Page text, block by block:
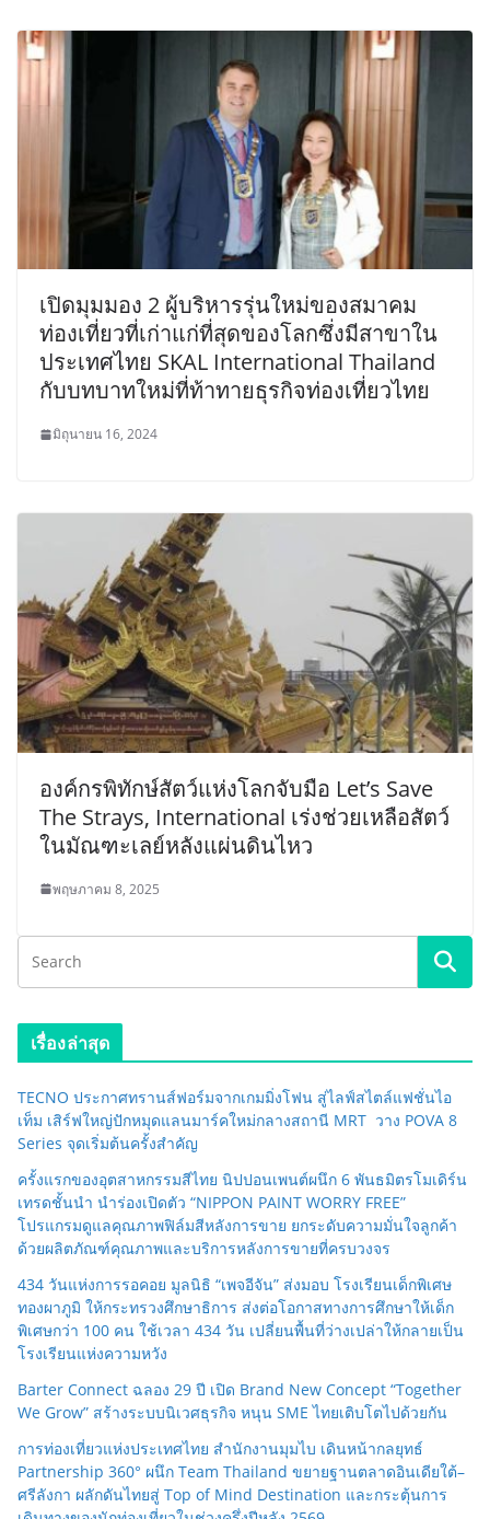
เปิดมุมมอง 2 ผู้บริหารรุ่นใหม่ของสมาคม
ท่องเที่ยวที่เก่าแก่ที่สุดของโลกซึ่งมีสาขาใน
ประเทศไทย SKAL International Thailand
กับบทบาทใหม่ที่ท้าทายธุรกิจท่องเที่ยวไทย
มิถุนายน 16, 2024
องค์กรพิทักษ์สัตว์แห่งโลกจับมือ Let’s Save
The Strays, International เร่งช่วยเหลือสัตว์
ในมัณฑะเลย์หลังแผ่นดินไหว
พฤษภาคม 8, 2025
เรื่องล่าสุด
TECNO ประกาศทรานส์ฟอร์มจากเกมมิ่งโฟน สู่ไลฟ์สไตล์แฟชั่นไอ
เท็ม เสิร์ฟใหญ่ปักหมุดแลนมาร์คใหม่กลางสถานี MRT วาง POVA 8
Series จุดเริ่มต้นครั้งสำคัญ
ครั้งแรกของอุตสาหกรรมสีไทย นิปปอนเพนต์ผนึก 6 พันธมิตรโมเดิร์น
เทรดชั้นนำ นำร่องเปิดตัว “NIPPON PAINT WORRY FREE”
โปรแกรมดูแลคุณภาพฟิล์มสีหลังการขาย ยกระดับความมั่นใจลูกค้า
ด้วยผลิตภัณฑ์คุณภาพและบริการหลังการขายที่ครบวงจร
434 วันแห่งการรอคอย มูลนิธิ “เพจอีจัน” ส่งมอบ โรงเรียนเด็กพิเศษ
ทองผาภูมิ ให้กระทรวงศึกษาธิการ ส่งต่อโอกาสทางการศึกษาให้เด็ก
พิเศษกว่า 100 คน ใช้เวลา 434 วัน เปลี่ยนพื้นที่ว่างเปล่าให้กลายเป็น
โรงเรียนแห่งความหวัง
Barter Connect ฉลอง 29 ปี เปิด Brand New Concept “Together
We Grow” สร้างระบบนิเวศธุรกิจ หนุน SME ไทยเติบโตไปด้วยกัน
การท่องเที่ยวแห่งประเทศไทย สำนักงานมุมไบ เดินหน้ากลยุทธ์
Partnership 360° ผนึก Team Thailand ขยายฐานตลาดอินเดียใต้–
ศรีลังกา ผลักดันไทยสู่ Top of Mind Destination และกระตุ้นการ